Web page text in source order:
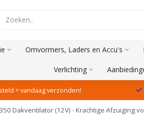
Omvormers, Laders en Accu's
Verlichting
= vandaag verzonden!
Dakventilator (12V) - Krachtige Afzuiging